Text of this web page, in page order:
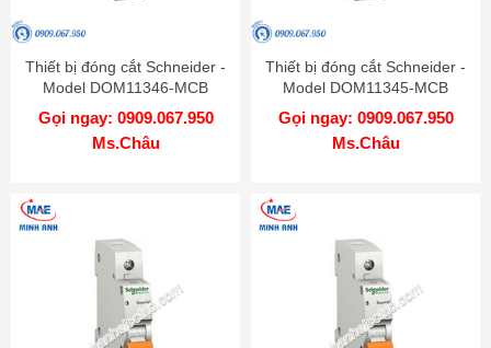
Thiết bị đóng cắt Schneider -
Model DOM11346-MCB
Gọi ngay: 0909.067.950
Ms.Châu
Thiết bị đóng cắt Schneider -
Model DOM11345-MCB
Gọi ngay: 0909.067.950
Ms.Châu